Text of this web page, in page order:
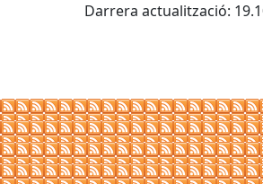
Darrera actualització: